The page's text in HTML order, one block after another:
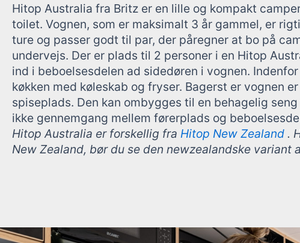
Hitop Australia fra Britz er en lille og kompakt
toilet. Vognen, som er maksimalt 3 år gammel, er
ture og passer godt til par, der påregner at bo på
undervejs. Der er plads til 2 personer i en Hitop
ind i beboelsesdelen ad sidedøren i vognen.
køkken med køleskab og fryser. Bagerst er vognen
spiseplads. Den kan ombygges til en behagelig
ikke gennemgang mellem førerplads og
Hitop Australia er forskellig fra Hitop New Zealand .
New Zealand, bør du se den newzealandske variant